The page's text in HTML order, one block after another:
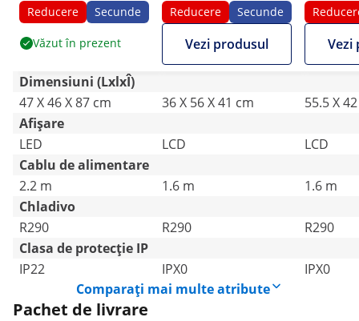
Dezumidificator
h - 90 m² - 5.69 L
Reducere Secunde
Văzut în prezent
Dezumidificator - 72 l
/ 24 h - 90 m² - 400
m³/h - ideal pentru
Reducere Secunde
Vezi produsul
/ 24 h -
m³/h -
Vezi
Dimensiuni (LxlxÎ)
47 X 46 X 87 cm
36 X 56 X 41 cm
55.5 X
Afișare
LED
LCD
LCD
Cablu de alimentare
2.2 m
1.6 m
1.6 m
Chladivo
R290
R290
R290
Clasa de protecție IP
IP22
IPX0
IPX0
Comparați mai multe atribute
Pachet de livrare